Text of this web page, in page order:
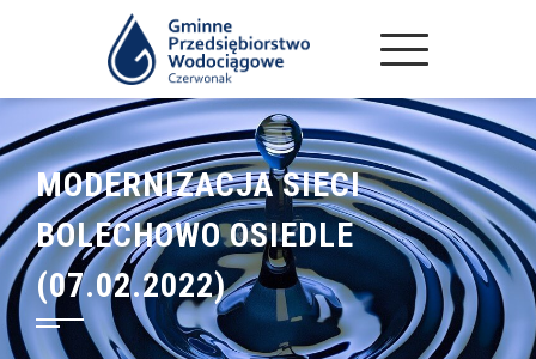
MODERNIZACJA SIECI
BOLECHOWO OSIEDLE
(07.02.2022)